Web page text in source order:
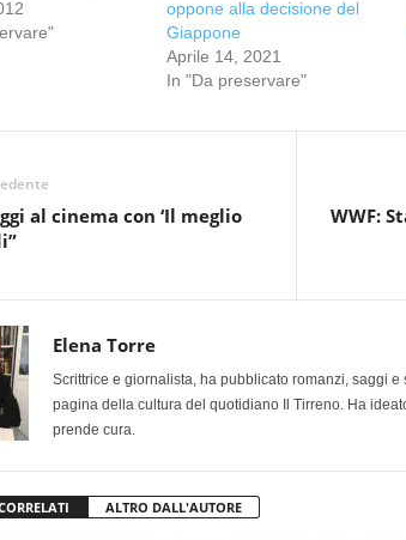
oppone alla decisione del
Giappone
Aprile 14, 2021
In "Da preservare"
al cinema con ‘Il meglio
WWF:
Elena Torre
Scrittrice e giornalista, ha pubblicato romanzi, saggi
pagina della cultura del quotidiano Il Tirreno. Ha
prende cura.
ALTRO DALL'AUTORE